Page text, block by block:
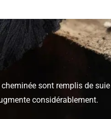
sont remplis de
considérablement.